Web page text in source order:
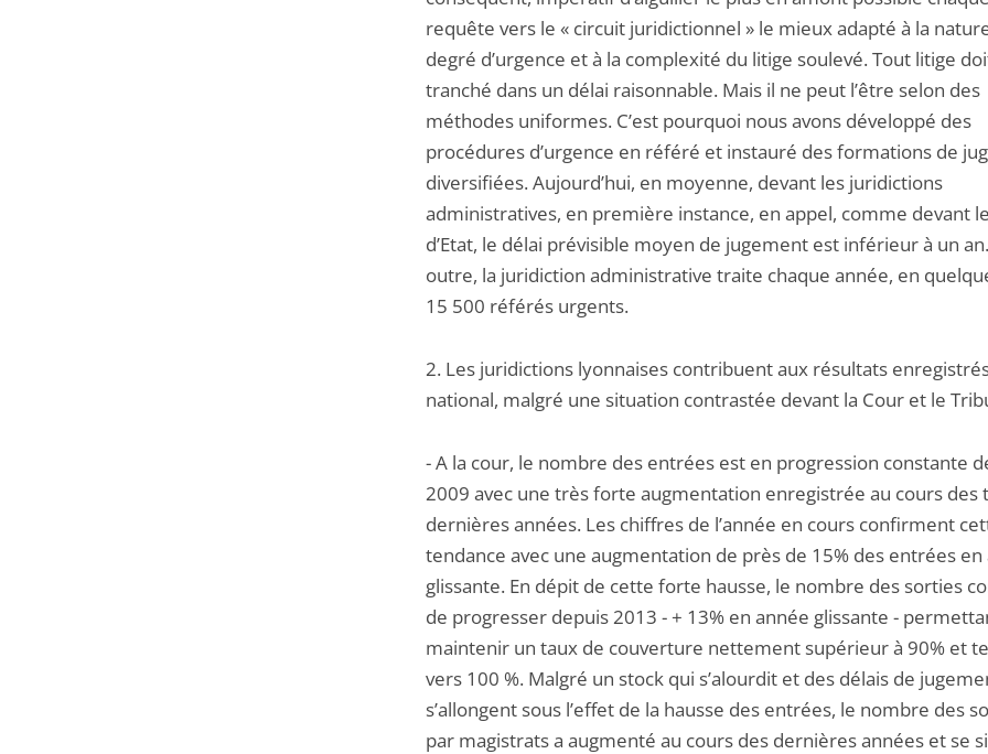
requête vers le « circuit juridictionnel » le mieux adapté à la
degré d’urgence et à la complexité du litige soulevé. Tout litige
tranché dans un délai raisonnable. Mais il ne peut l’être selon des
méthodes uniformes. C’est pourquoi nous avons développé des
procédures d’urgence en référé et instauré des formations de
diversifiées. Aujourd’hui, en moyenne, devant les juridictions
administratives, en première instance, en appel, comme devant
d’Etat, le délai prévisible moyen de jugement est inférieur à un
outre, la juridiction administrative traite chaque année, en
15 500 référés urgents.
2. Les juridictions lyonnaises contribuent aux résultats
national, malgré une situation contrastée devant la Cour et le
- A la cour, le nombre des entrées est en progression constante
2009 avec une très forte augmentation enregistrée au cours des
dernières années. Les chiffres de l’année en cours confirment
tendance avec une augmentation de près de 15% des entrées en
glissante. En dépit de cette forte hausse, le nombre des sorties
de progresser depuis 2013 - + 13% en année glissante -
maintenir un taux de couverture nettement supérieur à 90% et
vers 100 %. Malgré un stock qui s’alourdit et des délais de
s’allongent sous l’effet de la hausse des entrées, le nombre des
par magistrats a augmenté au cours des dernières années et se